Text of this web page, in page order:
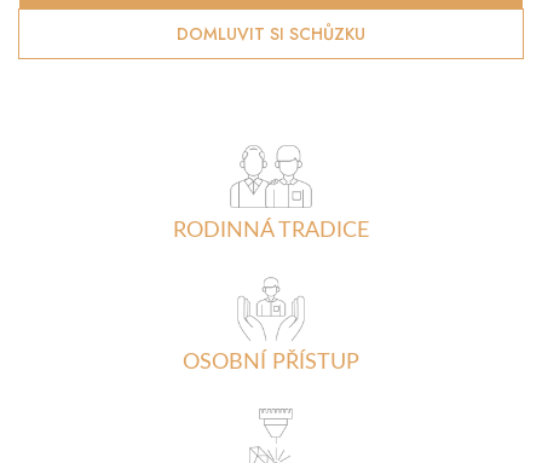
DOMLUVIT SI SCHŮZKU
RODINNÁ TRADICE
OSOBNÍ PŘÍSTUP